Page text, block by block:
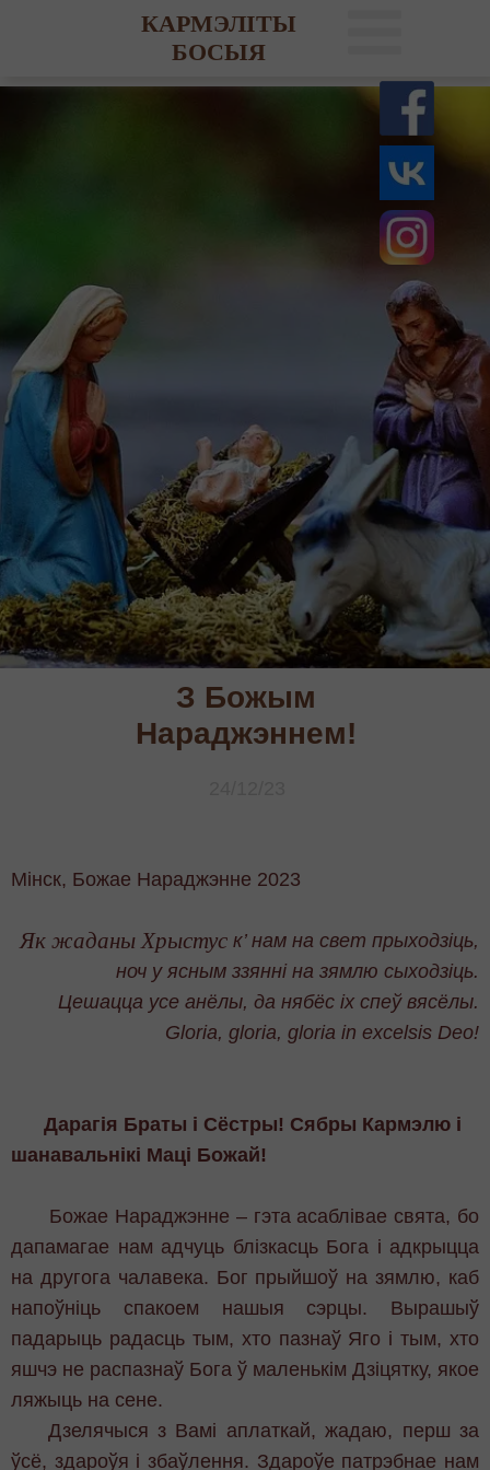
Мінск, Божае Нараджэнне 2023
Як жаданы Хрыстус к’ нам на свет прыходзіць,
ноч у ясным ззянні на зямлю сыходзіць.
Цешацца усе анёлы, да нябёс іх спеў вясёлы.
Gloria, gloria, gloria in excelsis Deo!
Дарагія Браты і Сёстры! Сябры Кармэлю і
шанавальнікі Маці Божай!
Божае Нараджэнне – гэта асаблівае свята, бо
дапамагае нам адчуць блізкасць Бога і адкрыцца
на другога чалавека. Бог прыйшоў на зямлю, каб
напоўніць спакоем нашыя сэрцы. Вырашыў
падарыць радасць тым, хто пазнаў Яго і тым, хто
яшчэ не распазнаў Бога ў маленькім Дзіцятку, якое
ляжыць на сене.
Дзелячыся з Вамі аплаткай, жадаю, перш за
ўсё, здароўя і збаўлення. Здароўе патрэбнае нам
КАРМЭЛІТЫ
БОСЫЯ
З Божым
Нараджэннем!